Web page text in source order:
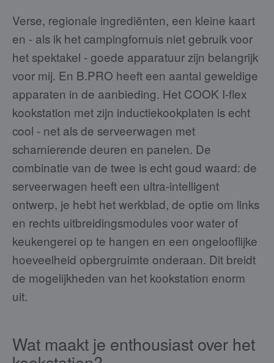
Verse, regionale ingrediënten, een kleine kaart
en - als ik het campingfornuis niet gebruik voor
het spektakel - goede apparatuur zijn belangrijk
voor mij. En B.PRO heeft een aantal geweldige
apparaten in de aanbieding. Het COOK I-flex
kookstation met zijn inductiekookplaten is echt
cool - net als de serveerwagen met
scharnierende deuren en panelen. De
combinatie van de twee is echt goud waard: de
serveerwagen heeft een ultra-intelligent
ontwerp, je hebt het werkblad, de optie om links
en rechts uitbreidingsmodules voor water of
keukengerei op te hangen en een ongelooflijke
hoeveelheid opbergruimte onderaan. Dit breidt
de mogelijkheden van het kookstation enorm
uit.
Wat maakt je enthousiast over het